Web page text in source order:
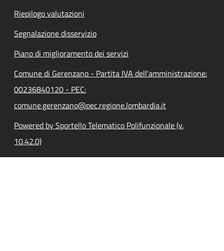
Riepilogo valutazioni
Segnalazione disservizio
Piano di miglioramento dei servizi
Comune di Gerenzano - Partita IVA dell'amministrazione:
00236840120 - PEC:
comune.gerenzano@pec.regione.lombardia.it
Powered by Sportello Telematico Polifunzionale (v.
10.42.0)